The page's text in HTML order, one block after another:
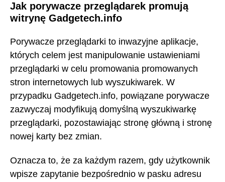
Jak porywacze przeglądarek promują
witrynę Gadgetech.info
Porywacze przeglądarki to inwazyjne aplikacje,
których celem jest manipulowanie ustawieniami
przeglądarki w celu promowania promowanych
stron internetowych lub wyszukiwarek. W
przypadku Gadgetech.info, powiązane porywacze
zazwyczaj modyfikują domyślną wyszukiwarkę
przeglądarki, pozostawiając stronę główną i stronę
nowej karty bez zmian.
Oznacza to, że za każdym razem, gdy użytkownik
wpisze zapytanie bezpośrednio w pasku adresu